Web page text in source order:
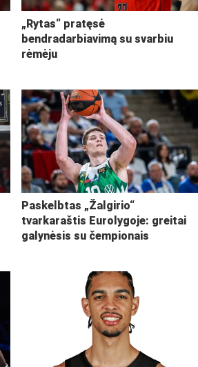
„Rytas“ pratęsė
bendradarbiavimą su svarbiu
rėmėju
Paskelbtas „Žalgirio“
tvarkaraštis Eurolygoje: greitai
galynėsis su čempionais